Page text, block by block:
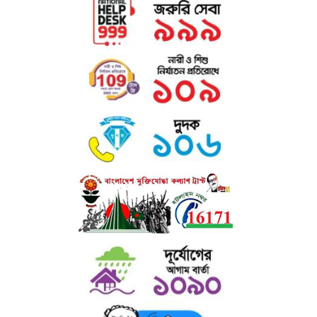
ক্যাটালগার শিক্ষার্থীদের সর্বাত্মক সহযোগিতা করে থাকেন।
খ) মিলনায়তন : কলেজে অধ্যয়নরত ছাত্র ও ছাত্রীদের জন্য দুটি পৃথক মিলনায়তন
এতে শিক্ষার্থীদের সহপাঠক্রমিক শিক্ষা উপকরণ, চলমান পত্র-পত্রিকা, সাময়িকী,
গেইম ও বিনোদনের সু-ব্যবস্থা আছে।
গ) রোভার স্কাউট ও রেঞ্জার গাইড : কলেজে ছাত্রদের জন্য রোভার স্কাউট এবং
ছাত্রীদের জন্য রেঞ্জার গাইড প্রোগ্রাম চালু আছে। এসব প্রোগ্রামে দুইজন প্রশিক্ষণপ্রাপ্ত
শিক্ষক দায়িত্বরত আছেন।
ঘ) উপবৃত্তি ঃ কলেজের উল্লেখযোগ্য সংখ্যক ছাত্র-ছাত্রীদের আর্থিক অবস্থা, মেধা,
পাঠোন্নতি, সদাচার ইত্যাদি বিবেচনা করে উপবৃত্তি প্রদান করা হয় ।
ঙ) মাল্টিমিডিয়া ক্লাসরুম : অত্যাধুনিক মাল্টিমিডিয়া ক্লাসরুমের মাধ্যমে কলেজে
কন্টেইনসহ শ্রেণি পাঠক্রমের প্রতি শিক্ষার্থীদের অধিকতর মনোযোগ আকৃষ্ট
চ) শেখ রাসেল ডিজিটাল ল্যাব : কলেজে স্থাপিত শেখ রাসেল ডিজিটাল ল্যাব-এ বিপুল
সংখ্যক ল্যাপটপ, প্রজেক্টর ও অন্যান্য ইলেকট্রনিক সরঞ্জামের মাধ্যমে ভর্তিকৃত শিক্ষার্থী
ছাড়াও এলাকার আগ্রহী জনগণের জন্য কম্পিউটারসহ সব ধরণের উন্নত ডিভাইস
প্রশিক্ষণের ব্যবস্থা আছে।
ছ) প্রতিবন্ধী সহায়তা ঃ প্রতিবন্ধী শিক্ষার্থীদের জন্য উচ্চ মাধ্যমিক, স্নাতক (পাস) ও
অনার্স পর্যায়ে বিনাবেতনে অধ্যয়নের সু-ব্যবস্থা আছে। তাছাড়া প্রতিবন্ধী শিক্ষার্থীদের
উপবৃত্তি - প্রদানসহ বিনামূল্যে শিক্ষা উপকরণ সরবরাহ করা হয়।